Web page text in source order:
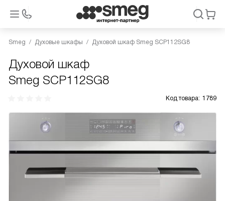
Smeg Духовые шкафы Духовой шкаф Smeg SCP112SG8
Духовой шкаф
Smeg SCP112SG8
Код товара: 1789